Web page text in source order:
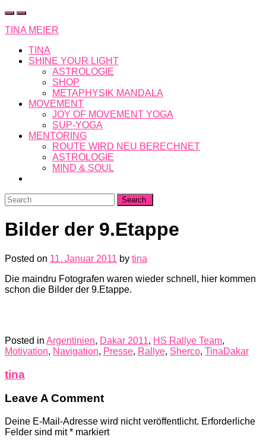
Skip
content
TINA MEIER
TINA
SHINE YOUR LIGHT
ASTROLOGIE
SHOP
METAPHYSIK MANDALA
MOVEMENT
JOY OF MOVEMENT YOGA
SUP-YOGA
MENTORING
ROUTE WIRD NEU BERECHNET
ASTROLOGIE
MIND & SOUL
Search
for:
Bilder der 9.Etappe
Posted on 11. Januar 2011 by tina
Die maindru Fotografen waren wieder schnell, hier kommen
schon die Bilder der 9.Etappe.
Posted in Argentinien, Dakar 2011, HS Rallye Team,
Motivation, Navigation, Presse, Rallye, Sherco, TinaDakar
tina
Leave A Comment
Deine E-Mail-Adresse wird nicht veröffentlicht. Erforderliche
Felder sind mit* markiert